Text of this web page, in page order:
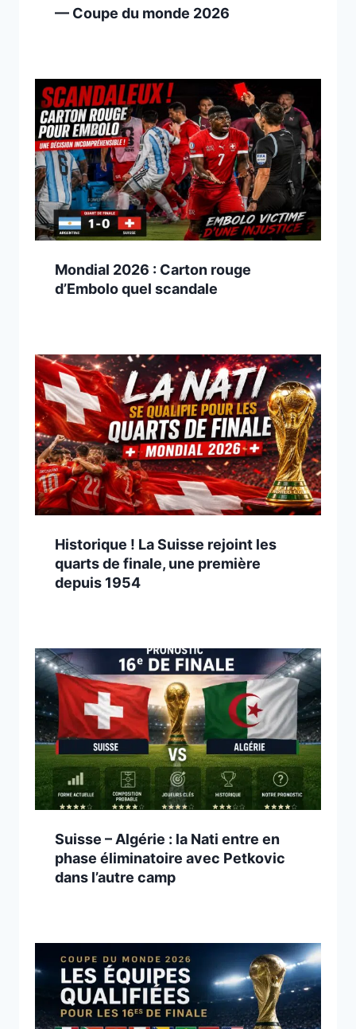
— Coupe du monde 2026
Mondial 2026 : Carton rouge
d’Embolo quel scandale
Historique ! La Suisse rejoint les
quarts de finale, une première
depuis 1954
Suisse – Algérie : la Nati entre en
phase éliminatoire avec Petkovic
dans l’autre camp